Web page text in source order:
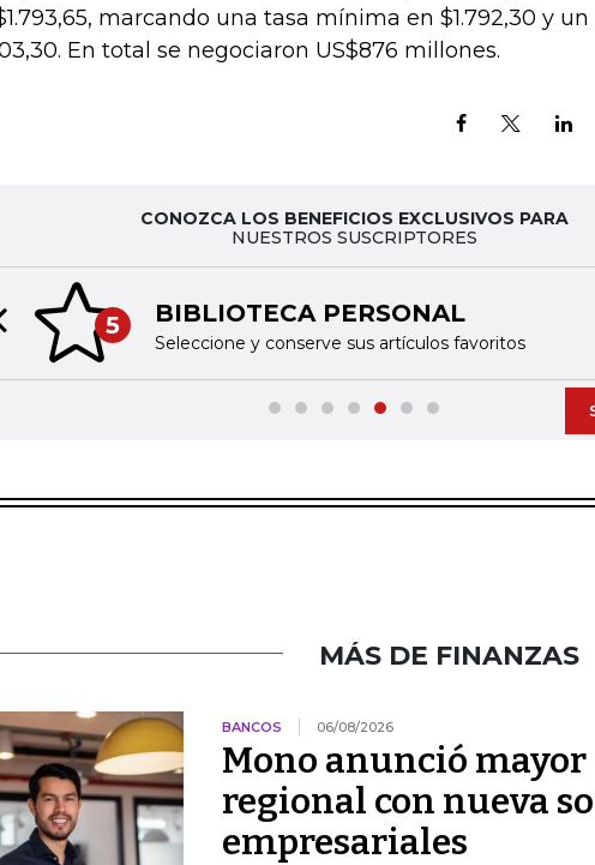
marcando una tasa mínima en $1.792,30 y
En total se negociaron US$876 millones.
CONOZCA LOS BENEFICIOS EXCLUSIVOS PARA
NUESTROS SUSCRIPTORES
5 BIBLIOTECA PERSONAL
Seleccione y conserve sus artículos favoritos
slide
MÁS DE FINANZAS
BANCOS 06/08/2026
Mono anunció
regional con nueva
empresariales